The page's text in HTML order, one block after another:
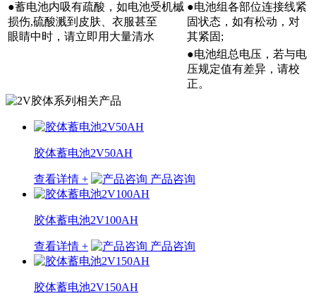
●蓄电池内吸有疏酸，如电池受机槭
损伤,硫酸溅到皮肤、衣服甚至
眼睛中时，请立即用大量清水
●电池组各部位连接线紧
固状态，如有松动，对
其紧固;
●电池组总电压，若与电
压规定值有差异，请校
正。
胶体蓄电池2V50AH
查看详情 + 产品咨询
胶体蓄电池2V100AH
查看详情 + 产品咨询
胶体蓄电池2V150AH